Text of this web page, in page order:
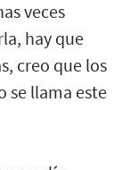
veces
hay que
creo que los
se llama este